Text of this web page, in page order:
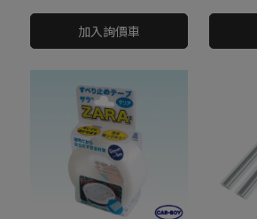
加入詢價車